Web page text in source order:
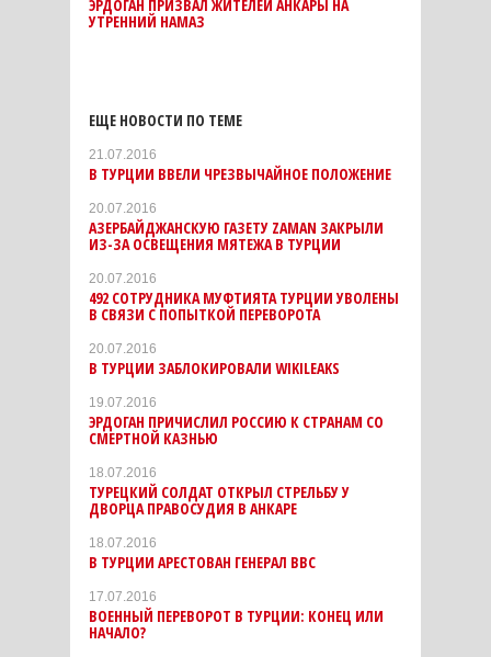
ЭРДОГАН ПРИЗВАЛ ЖИТЕЛЕЙ АНКАРЫ НА
УТРЕННИЙ НАМАЗ
ЕЩЕ НОВОСТИ ПО ТЕМЕ
21.07.2016
В ТУРЦИИ ВВЕЛИ ЧРЕЗВЫЧАЙНОЕ ПОЛОЖЕНИЕ
20.07.2016
АЗЕРБАЙДЖАНСКУЮ ГАЗЕТУ ZAMAN ЗАКРЫЛИ
ИЗ-ЗА ОСВЕЩЕНИЯ МЯТЕЖА В ТУРЦИИ
20.07.2016
492 СОТРУДНИКА МУФТИЯТА ТУРЦИИ УВОЛЕНЫ
В СВЯЗИ С ПОПЫТКОЙ ПЕРЕВОРОТА
20.07.2016
В ТУРЦИИ ЗАБЛОКИРОВАЛИ WIKILEAKS
19.07.2016
ЭРДОГАН ПРИЧИСЛИЛ РОССИЮ К СТРАНАМ СО
СМЕРТНОЙ КАЗНЬЮ
18.07.2016
ТУРЕЦКИЙ СОЛДАТ ОТКРЫЛ СТРЕЛЬБУ У
ДВОРЦА ПРАВОСУДИЯ В АНКАРЕ
18.07.2016
В ТУРЦИИ АРЕСТОВАН ГЕНЕРАЛ ВВС
17.07.2016
ВОЕННЫЙ ПЕРЕВОРОТ В ТУРЦИИ: КОНЕЦ ИЛИ
НАЧАЛО?